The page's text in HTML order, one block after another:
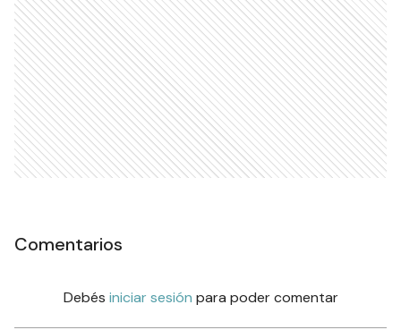
Comentarios
Debés iniciar sesión para poder comentar